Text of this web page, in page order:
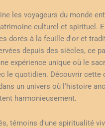
les voyageurs du monde
culturel et spirituel.
dorés à la feuille d'or et
depuis des siècles, ce
expérience unique où le
le quotidien. Découvrir cette
un univers où l'histoire
harmonieusement.
témoins d'une spiritualité